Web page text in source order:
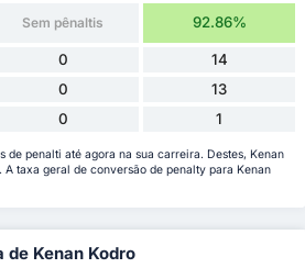
Sem pênaltis 92.86%
0 14
0 13
0 1
de penalti até agora na sua carreira. Destes, Kenan
A taxa geral de conversão de penalty para Kenan
de Kenan Kodro